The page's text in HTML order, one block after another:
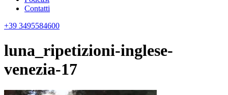
Contatti
+39 3495584600
luna_ripetizioni-inglese-
venezia-17